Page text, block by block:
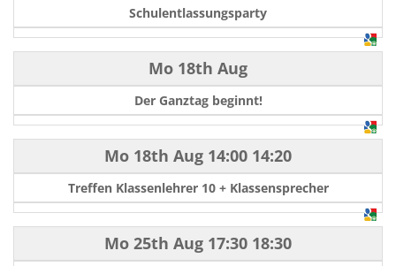
Schulentlassungsparty
Mo 18th Aug
Der Ganztag beginnt!
Mo 18th Aug 14:00 14:20
Treffen Klassenlehrer 10 + Klassensprecher
Mo 25th Aug 17:30 18:30